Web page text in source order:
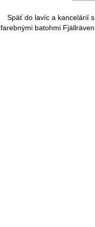
Späť do lavíc a kancelárií s
farebnými batohmi Fjällräven